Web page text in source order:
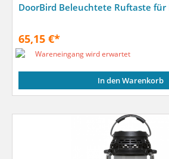
DoorBird Beleuchtete Ruftaste für
65,15 €*
Wareneingang wird erwartet
In den Warenkorb